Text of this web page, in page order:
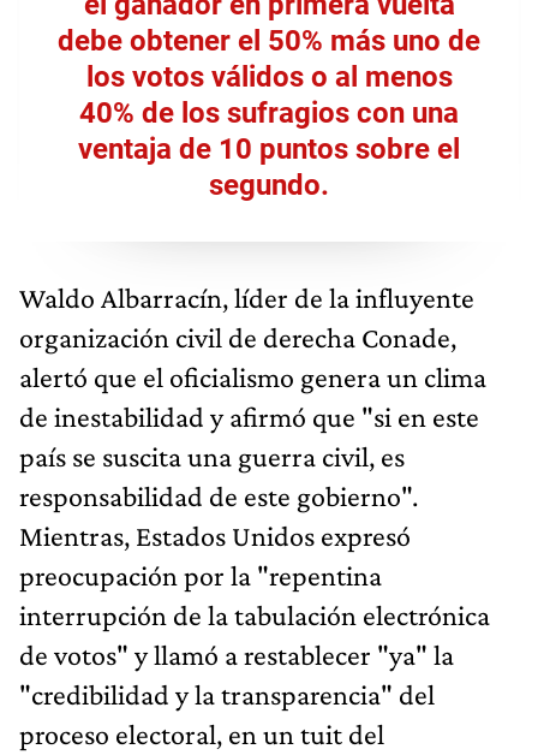
debe obtener el 50% más uno de
los votos válidos o al menos
40% de los sufragios con una
ventaja de 10 puntos sobre el
segundo.
Waldo Albarracín, líder de la influyente
organización civil de derecha Conade,
alertó que el oficialismo genera un clima
de inestabilidad y afirmó que "si en este
país se suscita una guerra civil, es
responsabilidad de este gobierno".
Mientras, Estados Unidos expresó
preocupación por la "repentina
interrupción de la tabulación electrónica
de votos" y llamó a restablecer "ya" la
"credibilidad y la transparencia" del
proceso electoral, en un tuit del